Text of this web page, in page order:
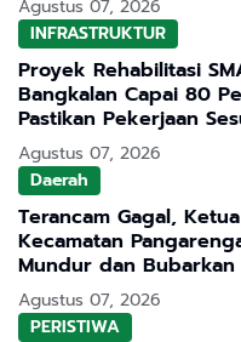
Agustus 07, 2026
INFRASTRUKTUR
Proyek Rehabilitasi
Bangkalan Capai 80
Pastikan Pekerjaan
Transparan
Agustus 07, 2026
Daerah
Terancam Gagal,
Kecamatan
Mundur dan
WhatsApp ASN Jadi
Agustus 07, 2026
PERISTIWA